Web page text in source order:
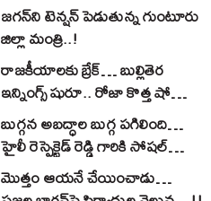
జగన్‌ని టెన్షన్‌ పెడుతున్న గుంటూరు
జిల్లా మంత్రి..!
రాజకీయాలకు బ్రేక్… బుల్లితెర
ఇన్నింగ్స్ షురూ.. రోజా కొత్త షో
అట్టర్ ఫ్లాప్..??
బుగ్గన అబద్ధాల బుగ్గ పగిలింది…
హైలీ రెస్పెక్టెడ్‌ రెడ్డి గారికి సోషల్‌
వాతలు…!!
మొత్తం ఆయనే చేయించాడు…